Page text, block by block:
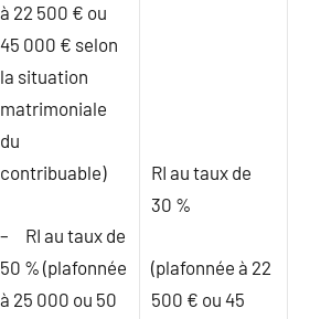
à 22 500 € ou
45 000 € selon
la situation
matrimoniale
du
contribuable)
– RI au taux de
50 % (plafonnée
à 25 000 ou 50
RI au taux de
30 %
(plafonnée à 22
500 € ou 45